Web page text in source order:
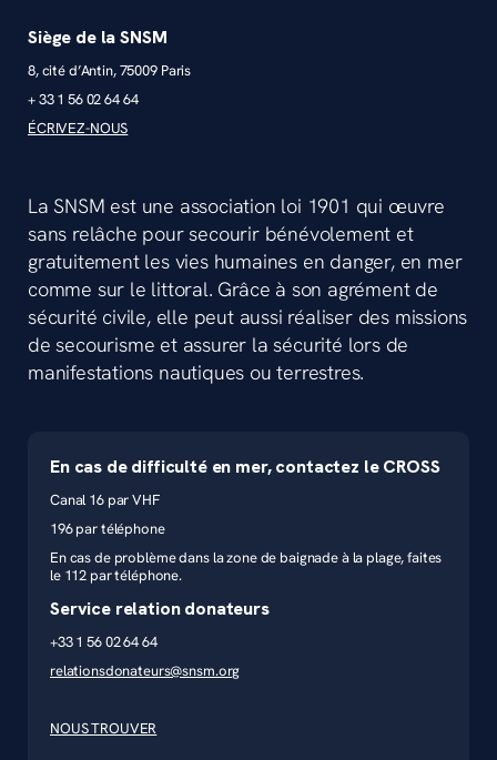
Siège de la SNSM
8, cité d’Antin, 75009 Paris
+ 33 1 56 02 64 64
ÉCRIVEZ-NOUS
La SNSM est une association loi 1901 qui œuvre
sans relâche pour secourir bénévolement et
gratuitement les vies humaines en danger, en mer
comme sur le littoral. Grâce à son agrément de
sécurité civile, elle peut aussi réaliser des missions
de secourisme et assurer la sécurité lors de
manifestations nautiques ou terrestres.
En cas de difficulté en mer, contactez le CROSS
Canal 16 par VHF
196 par téléphone
En cas de problème dans la zone de baignade à la plage, faites
le 112 par téléphone.
Service relation donateurs
+33 1 56 02 64 64
relationsdonateurs@snsm.org
NOUS TROUVER